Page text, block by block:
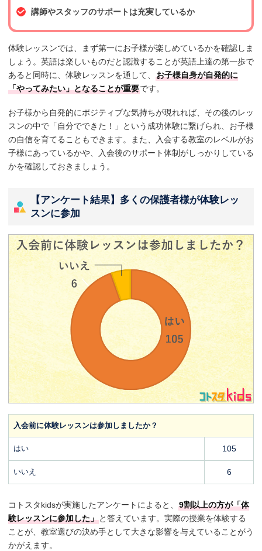
講師やスタッフのサポートは充実しているか
体験レッスンでは、まず第一にお子様が楽しめているかを確認しま
しょう。英語は楽しいものだと認識することが英語上達の第一歩で
あると同時に、体験レッスンを通して、 お子様自身が自発的に
「やってみたい」となることが重要です。
お子様から自発的にポジティブな気持ちが現れれば、その後のレッ
スンの中で「自分でできた！」という成功体験に繋げられ、お子様
の自信を育てることもできます。また、入会する教室のレベルがお
子様にあっているかや、入会後のサポート体制がしっかりしている
かを確認しておきましょう。
【アンケート結果】多くの保護者様が体験レッ
スンに参加
入会前に体験レッスンは参加しましたか？
はい 105
いいえ 6
コトスタkidsが実施したアンケートによると、 9割以上の方が「体
験レッスンに参加した」と答えています。実際の授業を体験する
ことが、教室選びの決め手として大きな影響を与えていることがう
かがえます。